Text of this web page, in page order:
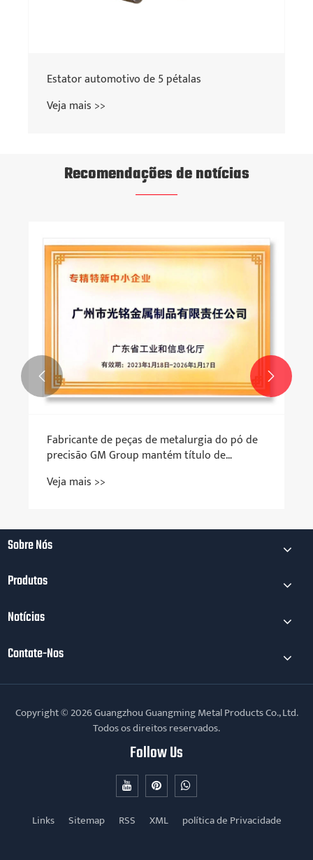
Recomendações de notícias
Placas acessórias de reposição para moedor
de carne doméstico
Veja mais >>
 
Sobre Nós
Produtos
Notícias
Contate-Nos
Copyright © 2026 Guangzhou Guangming Metal Products Co., Ltd.
Todos os direitos reservados.
Follow Us
Links Sitemap RSS XML política de Privacidade